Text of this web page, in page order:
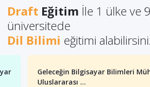
Draft Eğitim İle 1 ülke ve 9
üniversitede
Dil Bilimi eğitimi
Geleceğin Bilgisayar Bilimleri
Uluslararası ...